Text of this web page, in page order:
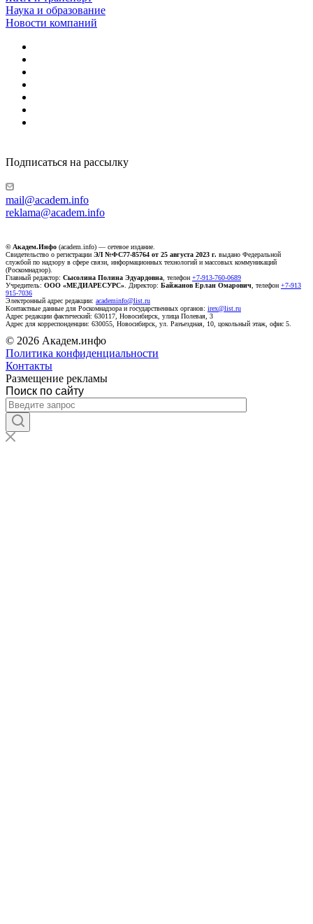
Наука и образование
Новости компаний
Подписаться на рассылку
mail@academ.info
reklama@academ.info
© Академ.Инфо (academ.info) — сетевое издание.
Свидетельство о регистрации ЭЛ №ФС77-85764 от 25 августа 2023 г. выдано Федеральной
службой по надзору в сфере связи, информационных технологий и массовых коммуникаций
(Роскомнадзор).
Главный редактор: Сысолина Полина Эдуардовна , телефон +7-913-760-0689
Учредитель: ООО «МЕДИАРЕСУРС» . Директор: Байжанов Ерлан Омарович , телефон +7-913
915-7036
Электронный адрес редакции: academinfo@list.ru
Контактные данные для Роскомнадзора и государственных органов: irex@list.ru
Адрес редакции фактический: 630117, Новосибирск, улица Полевая, 3
Адрес для корреспонденции: 630055, Новосибирск, ул. Разъездная, 10, цокольный этаж, офис 5.
© 2026 Академ.инфо
Политика конфиденциальности
Контакты
Размещение рекламы
Поиск по сайту